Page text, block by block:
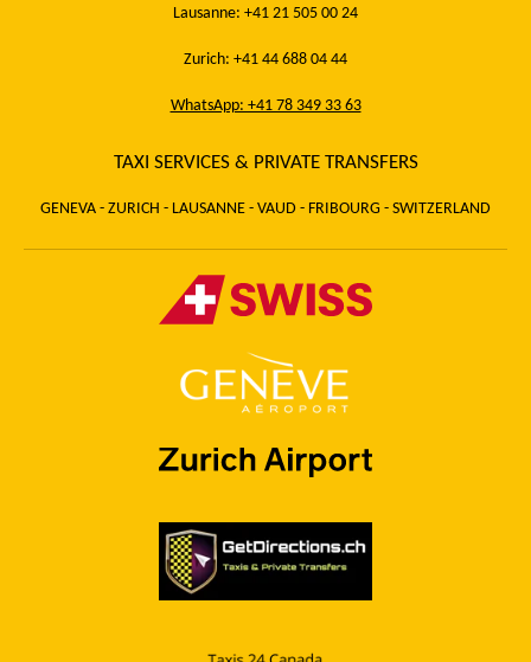
Lausanne: +41 21 505 00 24
Zurich: +41 44 688 04 44
WhatsApp: +41 78 349 33 63
TAXI SERVICES & PRIVATE TRANSFERS
GENEVA - ZURICH - LAUSANNE - VAUD - FRIBOURG - SWITZERLAND